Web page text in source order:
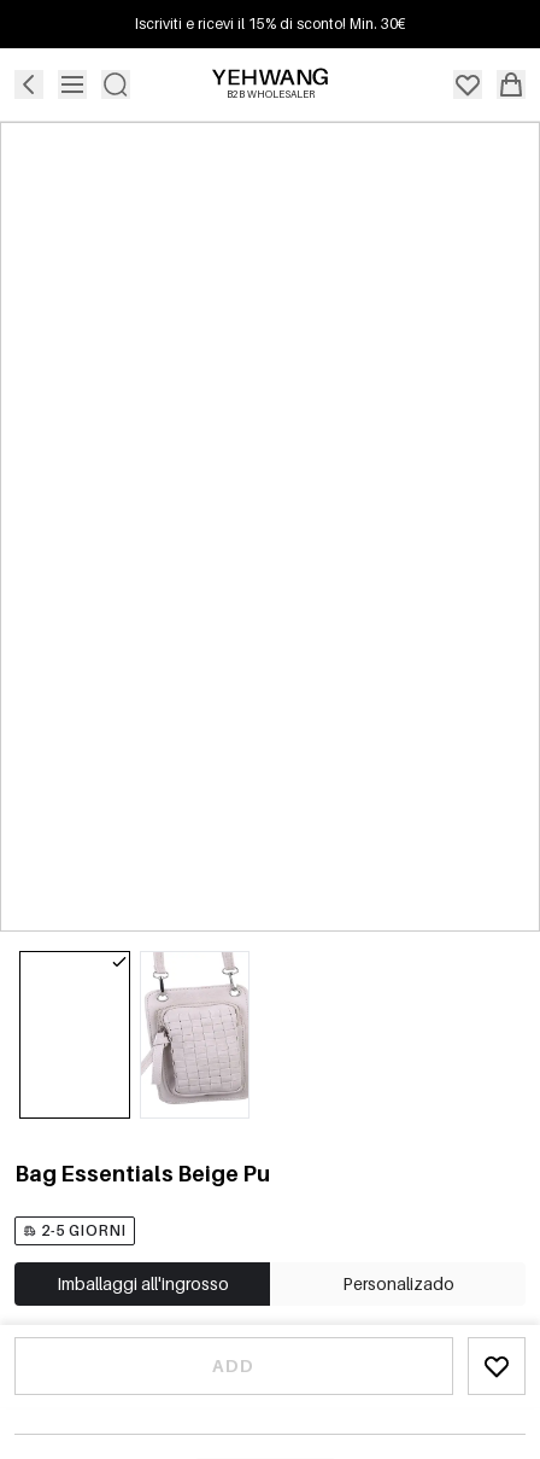
Iscriviti e ricevi il 15% di sconto! Min. 30€
B2B WHOLESALER
Bag Essentials Beige Pu
2-5 GIORNI
Imballaggi all'ingrosso Personalizado
ADD